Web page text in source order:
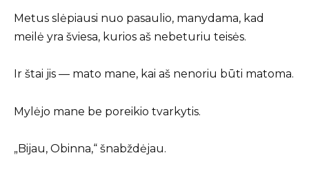
Metus slėpiausi nuo pasaulio, manydama, kad
meilė yra šviesa, kurios aš nebeturiu teisės.
Ir štai jis — mato mane, kai aš nenoriu būti matoma.
Mylėjo mane be poreikio tvarkytis.
„Bijau, Obinna,“ šnabždėjau.